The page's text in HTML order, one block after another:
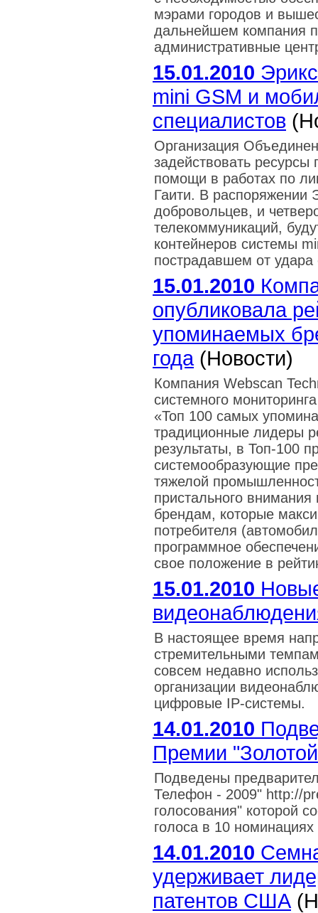
мэрами городов и
дальнейшем компания
административные
15.01.2010
mini GSM и
специалистов
Организация
задействовать
помощи в работах по
Гаити. В распоряжении
добровольцев, и
телекоммуникаций,
контейнеров системы
пострадавшем от удара
15.01.2010
опубликовала
упоминаемых
года(Новости)
Компания Webscan
системного
«Топ 100 самых
традиционные лидеры
результаты, в Топ-100
системообразующие
тяжелой
пристального
брендам, которые
потребителя
программное
свое положение в
15.01.2010
В настоящее время
стремительными
совсем недавно
организации
цифровые IP-системы.
14.01.2010
Премии
Подведены
Телефон - 2009" http://
голосования" которой
голоса в 10
14.01.2010
удерживает
патентов США